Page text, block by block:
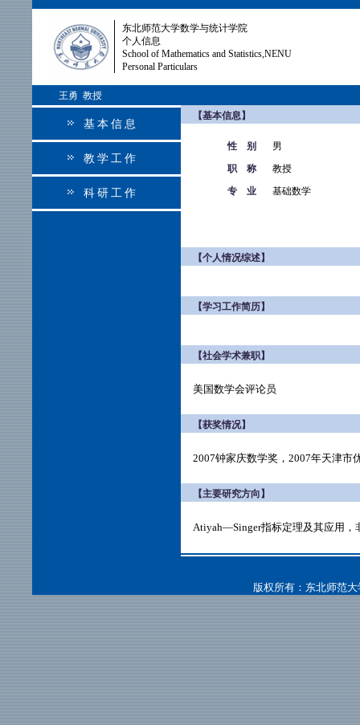
东北师范大学数学与统计学院
个人信息
School of Mathematics and Statistics,NENU
Personal Particulars
王勇 教授
基本信息
教学工作
科研工作
【基本信息】
性 别
男
职 称
教授
专 业
基础数学
【个人情况综述】
【学习工作简历】
【社会学术兼职】
美国数学会评论员
【获奖情况】
2007钟家庆数学奖，2007年天津市
【主要研究方向】
Atiyah—Singer指标定理及其应用，
版权所有：东北师范